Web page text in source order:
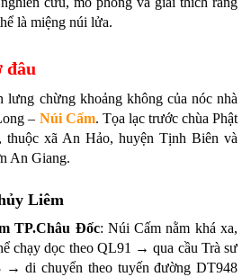
là miệng núi lửa.
đâu
chừng khoảng không của nóc nhà
– Núi Cấm. Tọa lạc trước chùa Phật
xã An Hảo, huyện Tịnh Biên và
An Giang.
Liêm
TP.Châu Đốc: Núi Cấm nằm khá xa,
chạy dọc theo QL91 → qua cầu Trà sư
di chuyển theo tuyến đường DT948